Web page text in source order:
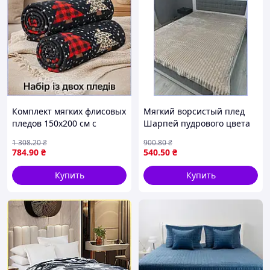
🔒 Программа защиты покупателей
Prom.ua гарантирует безопасность покупок до 3000 грн.
Подробнее:перейти.
Комплект мягких флисовых
пледов 150x200 см с
теплые зимние пледы для
вашего дома МШоп1
784.90 ₴
1 308.20₴
Купить
Мягкий ворсистый плед
Шарпей пудрового цвета
покрывало для кровати и
уюта МШоп1
540.50 ₴
900.80₴
Купить